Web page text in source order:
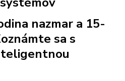
nazmar a 15-
sa s